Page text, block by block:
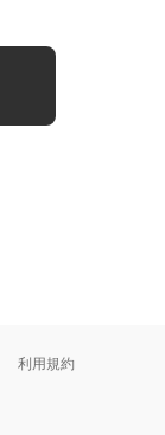
利用規約